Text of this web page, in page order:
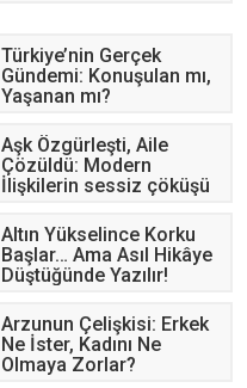
Türkiye’nin Gerçek
Gündemi: Konuşulan mı,
Yaşanan mı?
Aşk Özgürleşti, Aile
Çözüldü: Modern
İlişkilerin sessiz çöküşü
Altın Yükselince Korku
Başlar… Ama Asıl Hikâye
Düştüğünde Yazılır!
Arzunun Çelişkisi: Erkek
Ne İster, Kadını Ne
Olmaya Zorlar?